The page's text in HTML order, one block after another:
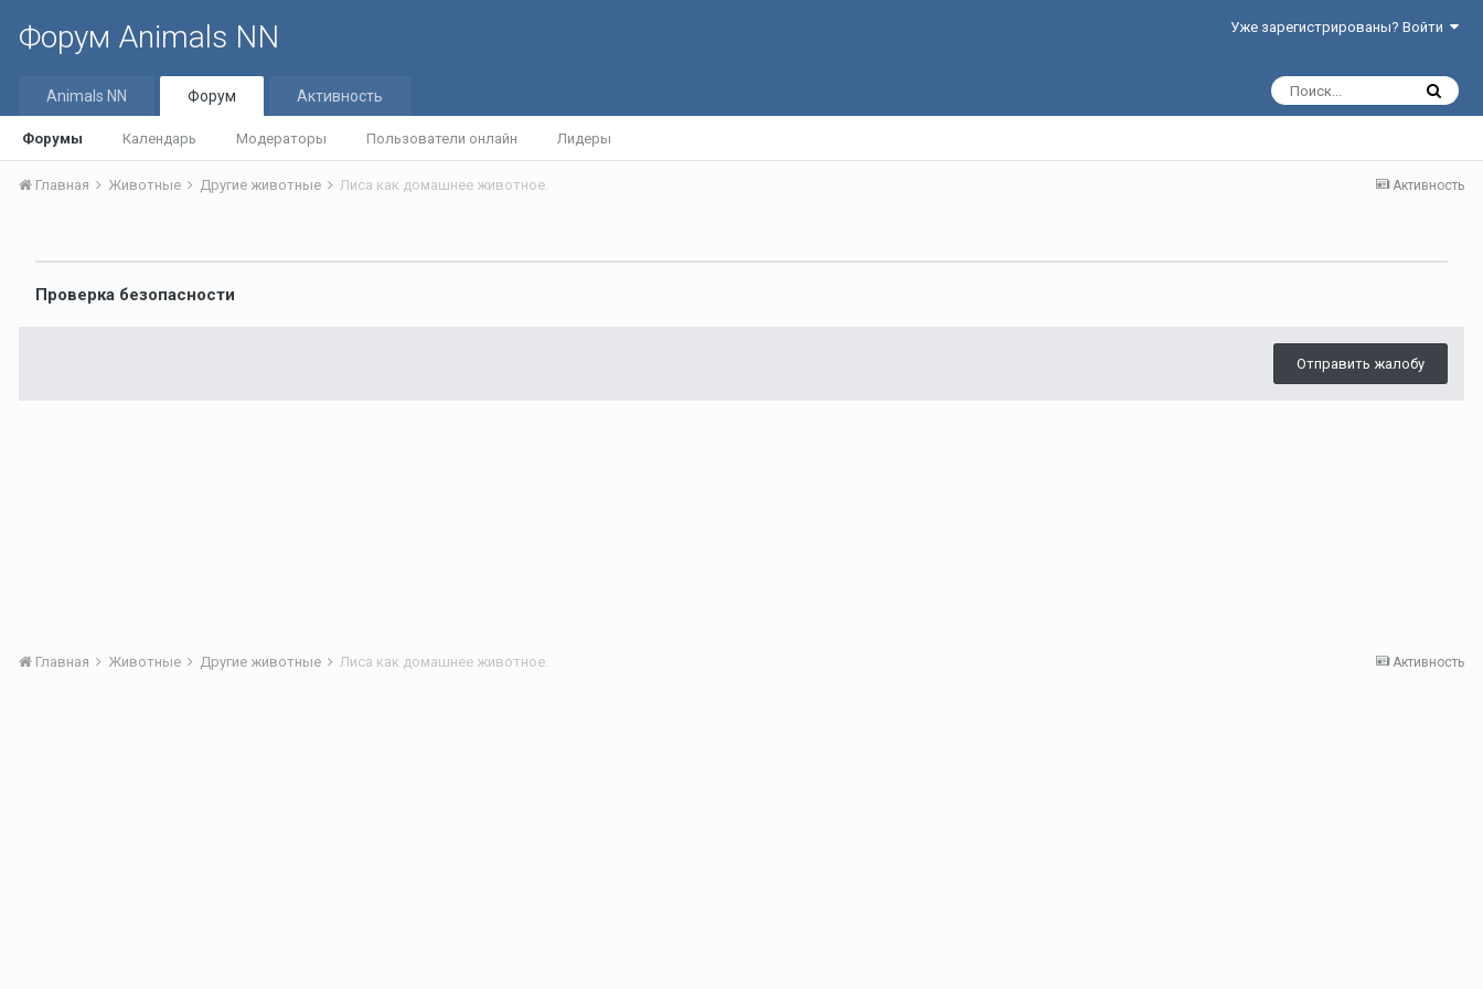
Форум Animals NN Уже зарегистрированы? Войти
Animals NN Форум
Форумы Календарь Модераторы Пользователи онлайн Лидеры
Активность
Активность
Главная Животные Другие животные Лиса как домашнее животное.
Проверка безопасности
Отправить жалобу
Активность
Главная Животные Другие животные Лиса как домашнее животное.